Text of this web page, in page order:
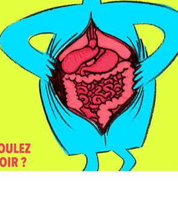
l'article "Strip-tease débarque au